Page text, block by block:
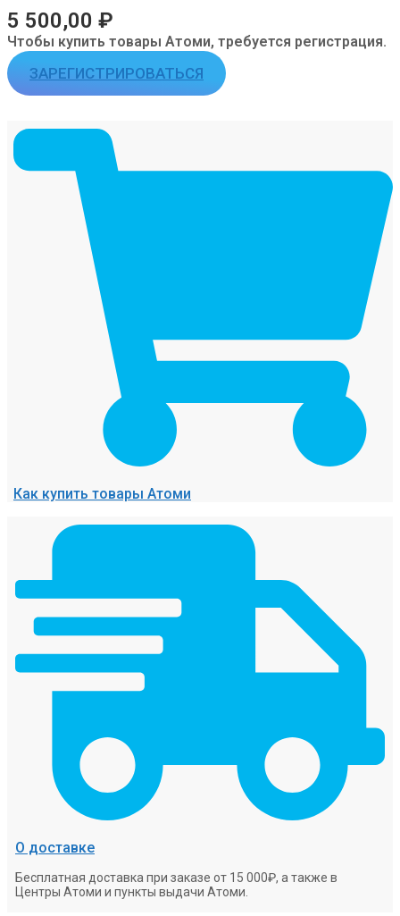
5 500,00 ₽
Чтобы купить товары Атоми, требуется регистрация.
ЗАРЕГИСТРИРОВАТЬСЯ
Как купить товары Атоми
О доставке
Бесплатная доставка при заказе от 15 000₽, а также в
Центры Атоми и пункты выдачи Атоми.